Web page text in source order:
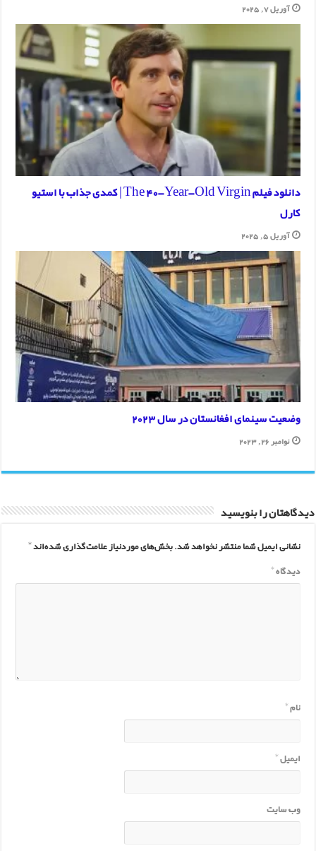
آوریل 7, 2025
دانلود فیلم The 40-Year-Old Virgin | کمدی جذاب با استیو
کارل
آوریل 5, 2025
وضعیت سینمای افغانستان در سال 2023
نوامبر 26, 2023
دیدگاهتان را بنویسید
نشانی ایمیل شما منتشر نخواهد شد.بخش‌های موردنیاز علامت‌گذاری شده‌اند*
دیدگاه*
نام*
ایمیل*
وب‌ سایت